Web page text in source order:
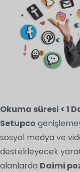
Okuma süresi < 1
Setupco
sosyal medya ve
destekleyecek
alanlarda Daimi